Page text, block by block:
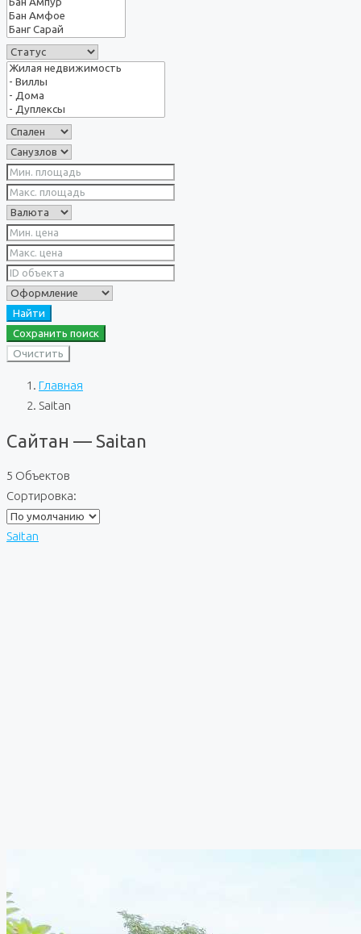
Найти
Сохранить поиск
Очистить
Главная
Saitan
Сайтан — Saitan
5 Объектов
Сортировка:
Saitan